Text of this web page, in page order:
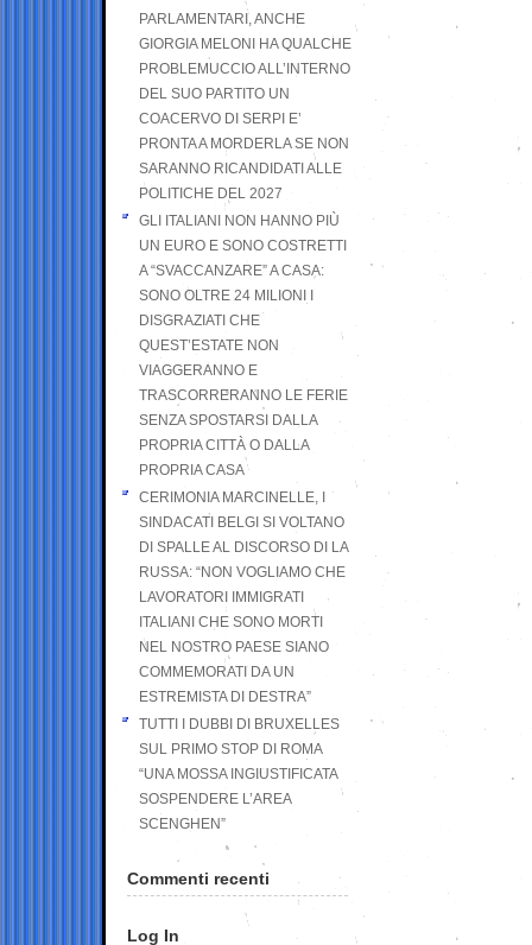
PARLAMENTARI, ANCHE
GIORGIA MELONI HA QUALCHE
PROBLEMUCCIO ALL’INTERNO
DEL SUO PARTITO UN
COACERVO DI SERPI E’
PRONTA A MORDERLA SE NON
SARANNO RICANDIDATI ALLE
POLITICHE DEL 2027
GLI ITALIANI NON HANNO PIÙ
UN EURO E SONO COSTRETTI
A “SVACCANZARE” A CASA:
SONO OLTRE 24 MILIONI I
DISGRAZIATI CHE
QUEST’ESTATE NON
VIAGGERANNO E
TRASCORRERANNO LE FERIE
SENZA SPOSTARSI DALLA
PROPRIA CITTÀ O DALLA
PROPRIA CASA
CERIMONIA MARCINELLE, I
SINDACATI BELGI SI VOLTANO
DI SPALLE AL DISCORSO DI LA
RUSSA: “NON VOGLIAMO CHE
LAVORATORI IMMIGRATI
ITALIANI CHE SONO MORTI
NEL NOSTRO PAESE SIANO
COMMEMORATI DA UN
ESTREMISTA DI DESTRA”
TUTTI I DUBBI DI BRUXELLES
SUL PRIMO STOP DI ROMA
“UNA MOSSA INGIUSTIFICATA
SOSPENDERE L’AREA
SCENGHEN”
Commenti recenti
Log In